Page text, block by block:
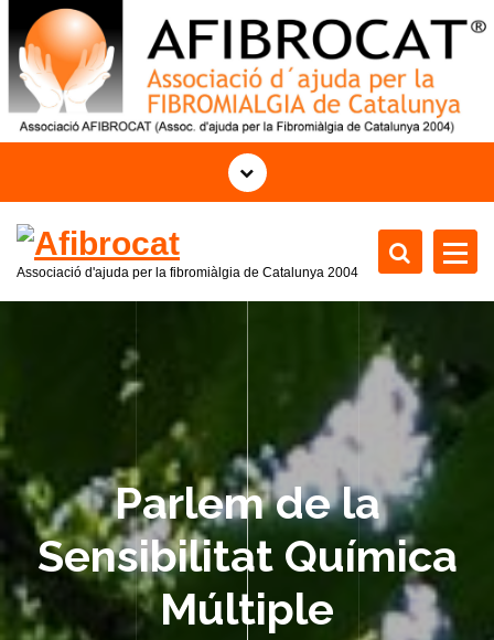
o
n
Associació d'ajuda per la fibromiàlgia de Catalunya 2004
Parlem de la
Sensibilitat Química
Múltiple